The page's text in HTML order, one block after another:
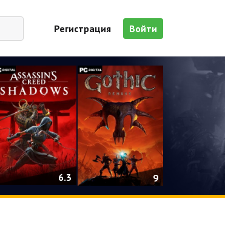
Регистрация Войти
6.3 9